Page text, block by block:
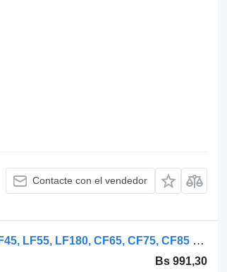
Contacte con el vendedor
DAF LF180 (01.13-) 1892912 luz antiniebla para DAF LF45, LF55, LF180, CF65, CF75, CF85 (2001-) cabeza tractora
Bs 991,30